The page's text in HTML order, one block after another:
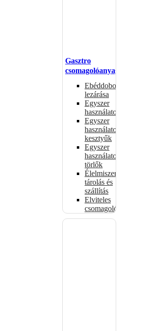
Gasztro
csomagolóanyagok
Ebéddobozok
lezárása
Egyszer
használatos
Egyszer
használatos
kesztyűk
Egyszer
használatos
törlők
Élelmiszer-
tárolás és
szállítás
Elviteles
csomagolóanyagok